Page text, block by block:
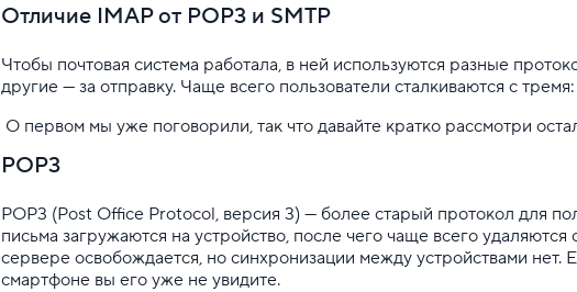
Отличие IMAP от POP3 и SMTP
Чтобы почтовая система работала, в ней используются разные
другие — за отправку. Чаще всего пользователи сталкиваются с
О первом мы уже поговорили, так что давайте кратко рассмотри
POP3
POP3 (Post Office Protocol, версия 3) — более старый протокол для
письма загружаются на устройство, после чего чаще всего
сервере освобождается, но синхронизации между устройствами нет.
смартфоне вы его уже не увидите.